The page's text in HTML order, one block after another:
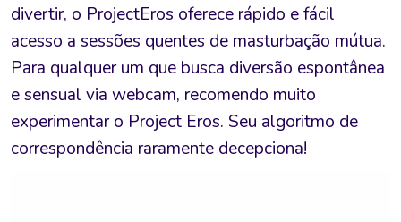
divertir, o ProjectEros oferece rápido e fácil
acesso a sessões quentes de masturbação mútua.
Para qualquer um que busca diversão espontânea
e sensual via webcam, recomendo muito
experimentar o Project Eros. Seu algoritmo de
correspondência raramente decepciona!